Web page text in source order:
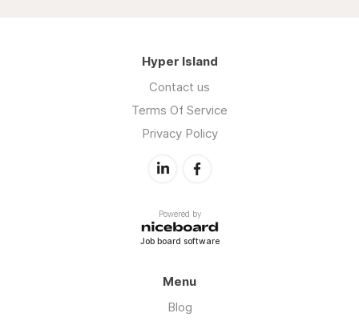
Hyper Island
Contact us
Terms Of Service
Privacy Policy
Powered by
Job board software
Menu
Blog